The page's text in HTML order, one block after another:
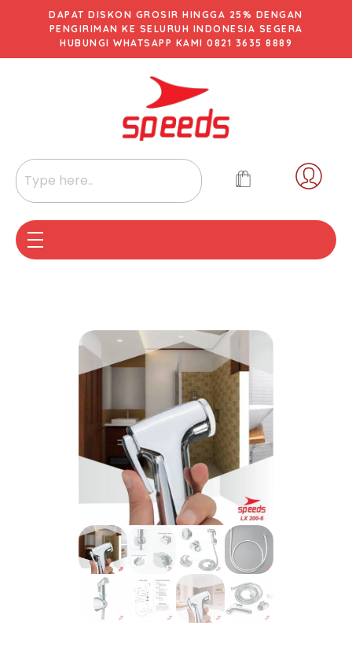
DAPAT DISKON GROSIR HINGGA 25% DENGAN
PENGIRIMAN KE SELURUH INDONESIA SEGERA
HUBUNGI WHATSAPP KAMI 0821 3635 8889